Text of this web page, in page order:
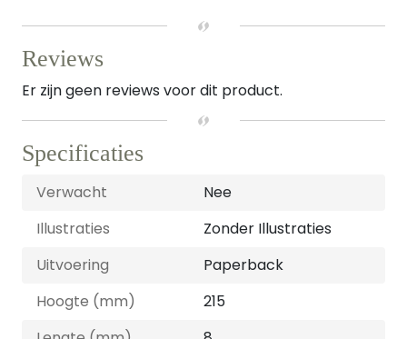
Reviews
Er zijn geen reviews voor dit product.
Specificaties
Verwacht
Nee
Illustraties
Zonder Illustraties
Uitvoering
Paperback
Hoogte (mm)
215